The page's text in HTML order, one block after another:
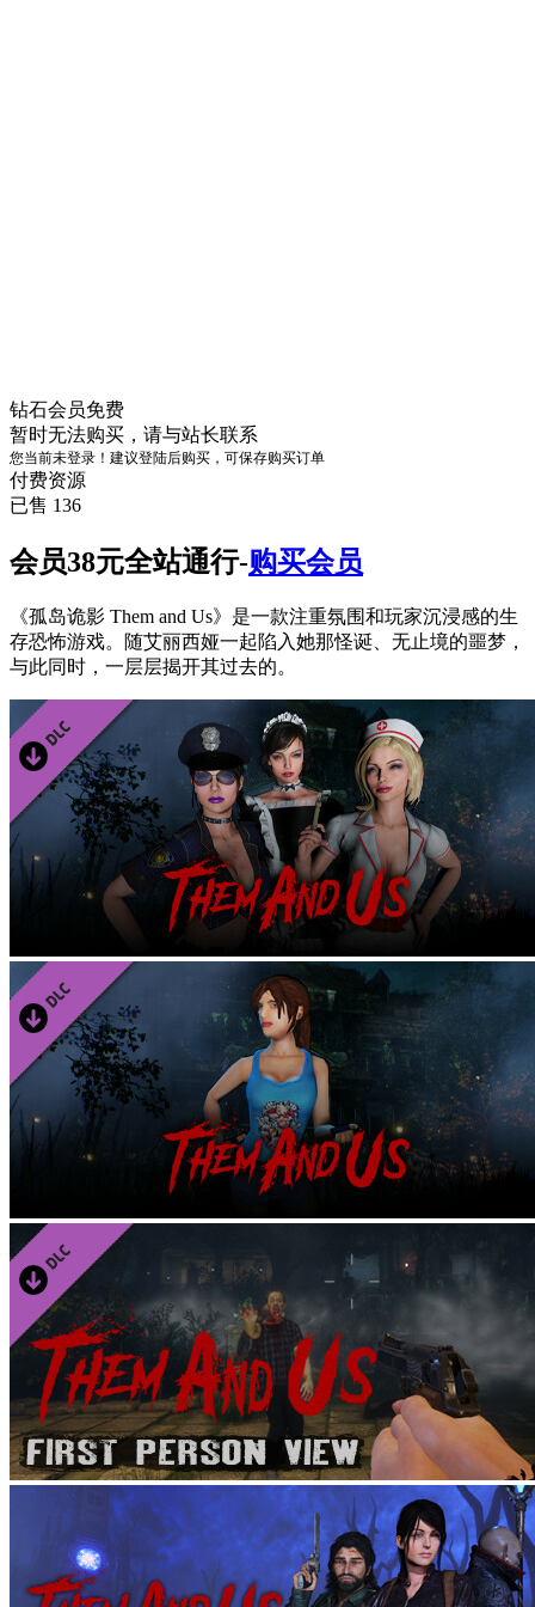
钻石会员免费
暂时无法购买，请与站长联系
您当前未登录！建议登陆后购买，可保存购买订单
付费资源
已售 136
会员38元全站通行-购买会员
《孤岛诡影 Them and Us》是一款注重氛围和玩家沉浸感的生
存恐怖游戏。随艾丽西娅一起陷入她那怪诞、无止境的噩梦，
与此同时，一层层揭开其过去的。